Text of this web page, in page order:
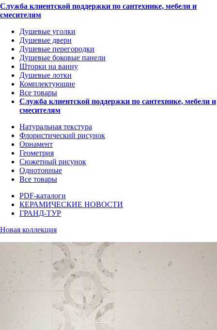
Служба клиентской поддержки по сантехнике, мебели и
смесителям
Душевые уголки
Душевые двери
Душевые перегородки
Душевые боковые панели
Шторки на ванну
Душевые лотки
Комплектующие
Все товары
Служба клиентской поддержки по сантехнике, мебели и
смесителям
Натуральная текстура
Флористический рисунок
Орнамент
Геометрия
Сюжетный рисунок
Однотонные
Все товары
PDF-каталоги
КЕРАМИЧЕСКИЕ НОВОСТИ
ГРАНД-ТУР
Новая коллекция